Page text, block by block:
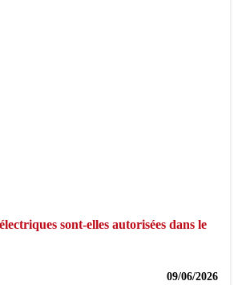
sont-elles autorisées dans le
09/06/2026